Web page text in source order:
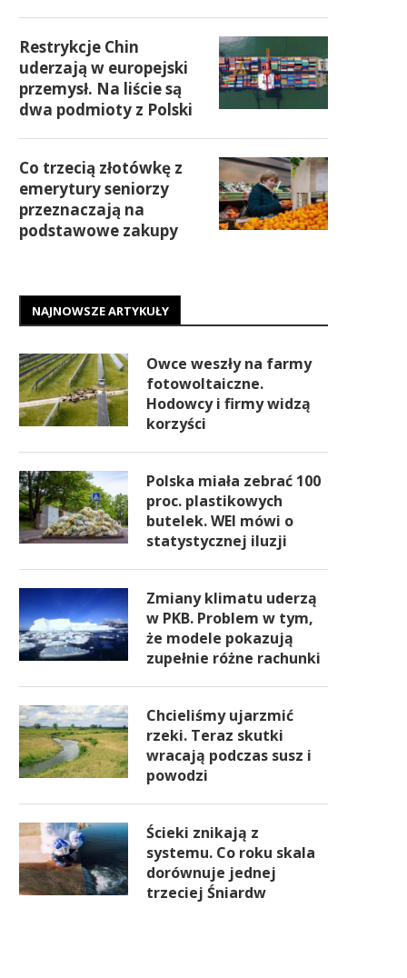
Restrykcje Chin
uderzają w europejski
przemysł. Na liście są
dwa podmioty z Polski
Co trzecią złotówkę z
emerytury seniorzy
przeznaczają na
podstawowe zakupy
NAJNOWSZE ARTYKUŁY
Owce weszły na farmy
fotowoltaiczne.
Hodowcy i firmy widzą
korzyści
Polska miała zebrać 100
proc. plastikowych
butelek. WEI mówi o
statystycznej iluzji
Zmiany klimatu uderzą
w PKB. Problem w tym,
że modele pokazują
zupełnie różne rachunki
Chcieliśmy ujarzmić
rzeki. Teraz skutki
wracają podczas susz i
powodzi
Ścieki znikają z
systemu. Co roku skala
dorównuje jednej
trzeciej Śniardw